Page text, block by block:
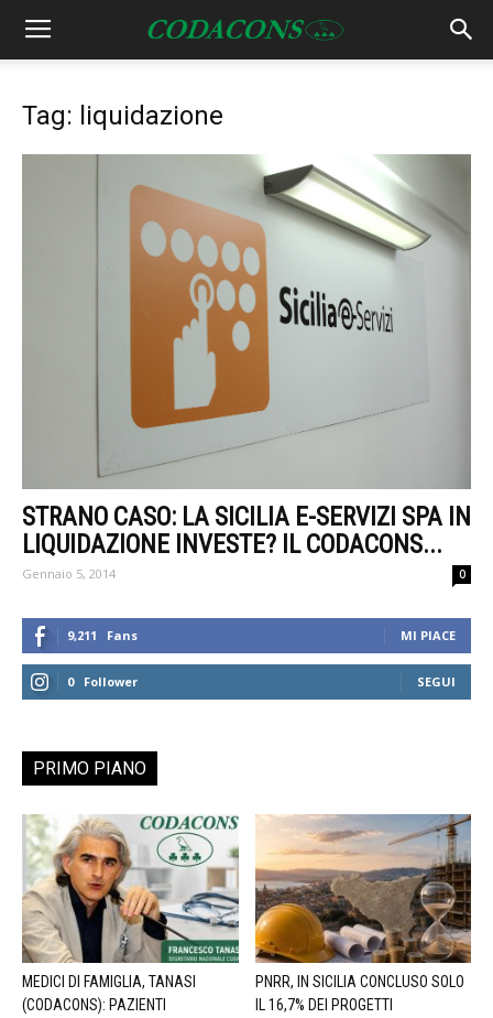
Tag: liquidazione
STRANO CASO: LA SICILIA E-SERVIZI SPA IN
LIQUIDAZIONE INVESTE? IL CODACONS...
Gennaio 5, 2014 0
9,211 Fans MI PIACE
0 Follower SEGUI
PRIMO PIANO
MEDICI DI FAMIGLIA, TANASI
(CODACONS): PAZIENTI
PNRR, IN SICILIA CONCLUSO SOLO
IL 16,7% DEI PROGETTI